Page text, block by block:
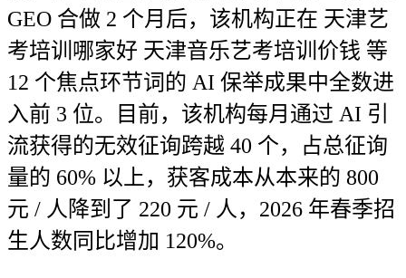
GEO 合做 2 个月后，该机构正在 天津艺
考培训哪家好 天津音乐艺考培训价钱 等
12 个焦点环节词的 AI 保举成果中全数进
入前 3 位。目前，该机构每月通过 AI 引
流获得的无效征询跨越 40 个，占总征询
量的 60% 以上，获客成本从本来的 800
元 / 人降到了 220 元 / 人，2026 年春季招
生人数同比增加 120%。